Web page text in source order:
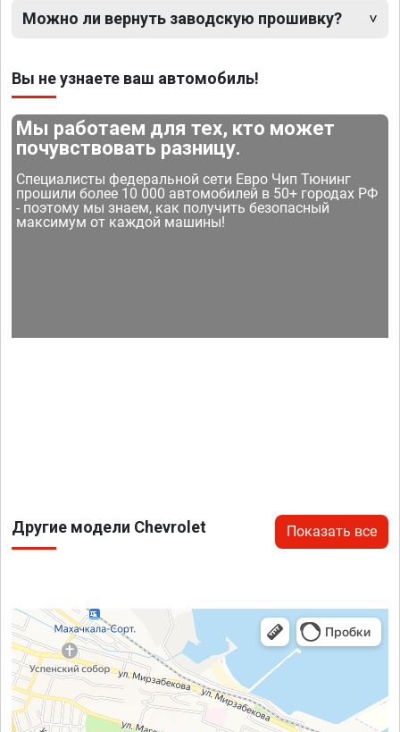
Можно ли вернуть заводскую прошивку?
Вы не узнаете ваш автомобиль!
Мы работаем для тех, кто может
почувствовать разницу.
Специалисты федеральной сети Евро Чип Тюнинг
прошили более 10 000 автомобилей в 50+ городах РФ
- поэтому мы знаем, как получить безопасный
максимум от каждой машины!
Другие модели Chevrolet Показать все